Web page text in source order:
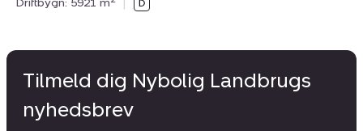
Driftbygn: 5921 m
|
Tilmeld dig Nybolig Landbrugs
nyhedsbrev